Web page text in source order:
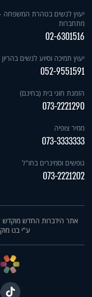
יעוץ לנשים בטהרת המשפחה
מתחברות
02-6301516
יעוץ תמיכה וסיוע לנשים בהריון
052-9551591
הזמנת חוגי בית (בחינם)
073-2221290
ממיר צופיה
073-3333333
נופשים וסמינרים בחו"ל
073-2221202
אתר הידברות החדש מוקדש
ע"י בנו